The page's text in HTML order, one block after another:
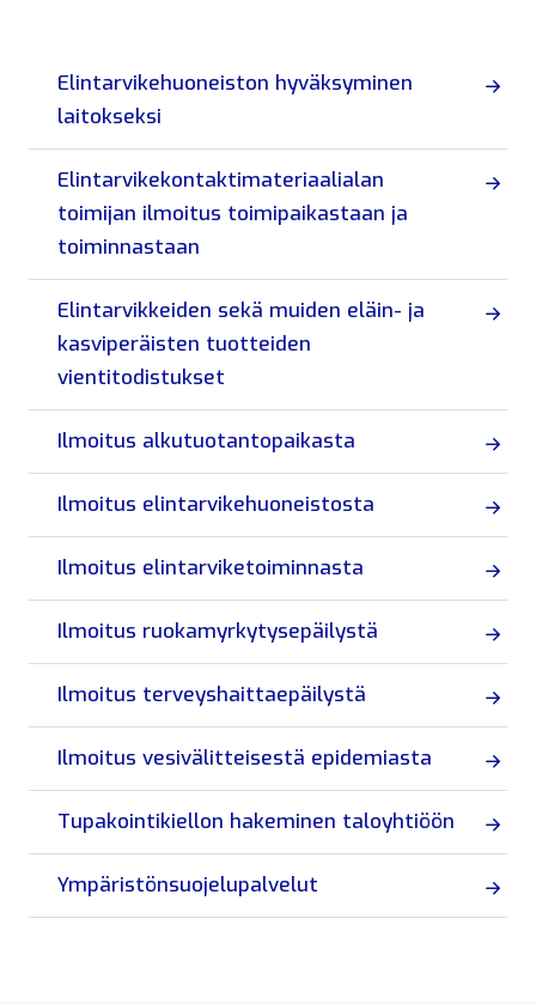
Elintarvikehuoneiston hyväksyminen
laitokseksi
Elintarvikekontaktimateriaalialan
toimijan ilmoitus toimipaikastaan ja
toiminnastaan
Elintarvikkeiden sekä muiden eläin- ja
kasviperäisten tuotteiden
vientitodistukset
Ilmoitus alkutuotantopaikasta
Ilmoitus elintarvikehuoneistosta
Ilmoitus elintarviketoiminnasta
Ilmoitus ruokamyrkytysepäilystä
Ilmoitus terveyshaittaepäilystä
Ilmoitus vesivälitteisestä epidemiasta
Tupakointikiellon hakeminen taloyhtiöön
Ympäristönsuojelupalvelut